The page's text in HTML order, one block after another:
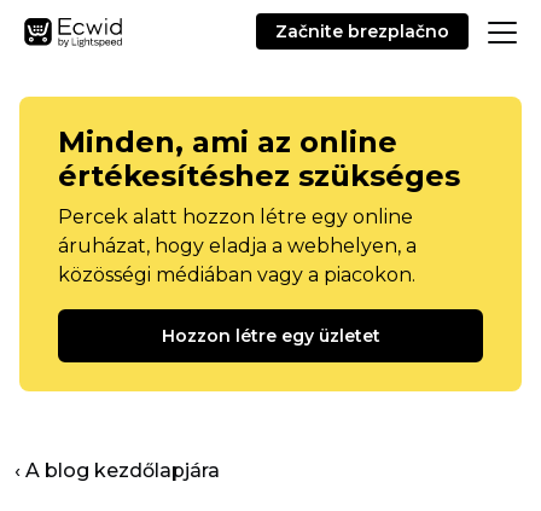
Začnite brezplačno
Minden, ami az online
értékesítéshez szükséges
Percek alatt hozzon létre egy online
áruházat, hogy eladja a webhelyen, a
közösségi médiában vagy a piacokon.
Hozzon létre egy üzletet
‹ A blog kezdőlapjára